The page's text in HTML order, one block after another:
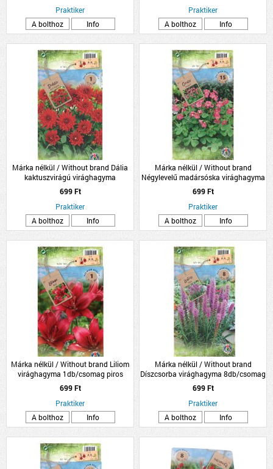
Praktiker
A bolthoz
Info
Praktiker
A bolthoz
Info
Márka nélkül / Without brand Dália
kaktuszvirágú virághagyma
1db/csomag piros
699 Ft
Praktiker
A bolthoz
Info
Márka nélkül / Without brand
Négylevelű madársóska virághagyma
15db/csomag
699 Ft
Praktiker
A bolthoz
Info
Márka nélkül / Without brand Liliom
virághagyma 1db/csomag piros
699 Ft
Praktiker
A bolthoz
Info
Márka nélkül / Without brand
Díszcsorba virághagyma 8db/csomag
kék
699 Ft
Praktiker
A bolthoz
Info